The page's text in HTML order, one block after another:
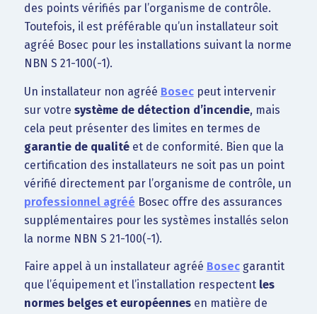
des points vérifiés par l’organisme de contrôle.
Toutefois, il est préférable qu’un installateur soit
agréé Bosec pour les installations suivant la norme
NBN S 21-100(-1).
Un installateur non agréé Bosecpeut intervenir
sur votre système de détection d’incendie, mais
cela peut présenter des limites en termes de
garantie de qualitéet de conformité. Bien que la
certification des installateurs ne soit pas un point
vérifié directement par l’organisme de contrôle, un
professionnel agréé Bosec offre des assurances
supplémentaires pour les systèmes installés selon
la norme NBN S 21-100(-1).
Faire appel à un installateur agréé Bosecgarantit
que l’équipement et l’installation respectent les
normes belges et européennesen matière de